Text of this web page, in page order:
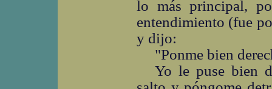
lo más principal,
entendimiento (fue
y dijo:
"Ponme bien
Yo le puse bien